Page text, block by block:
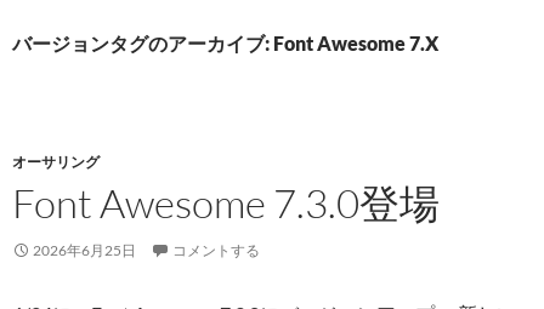
ン
ッ
プ
バージョンタグのアーカイブ: Font Awesome 7.X
オーサリング
Font Awesome 7.3.0登場
2026年6月25日 コメントする